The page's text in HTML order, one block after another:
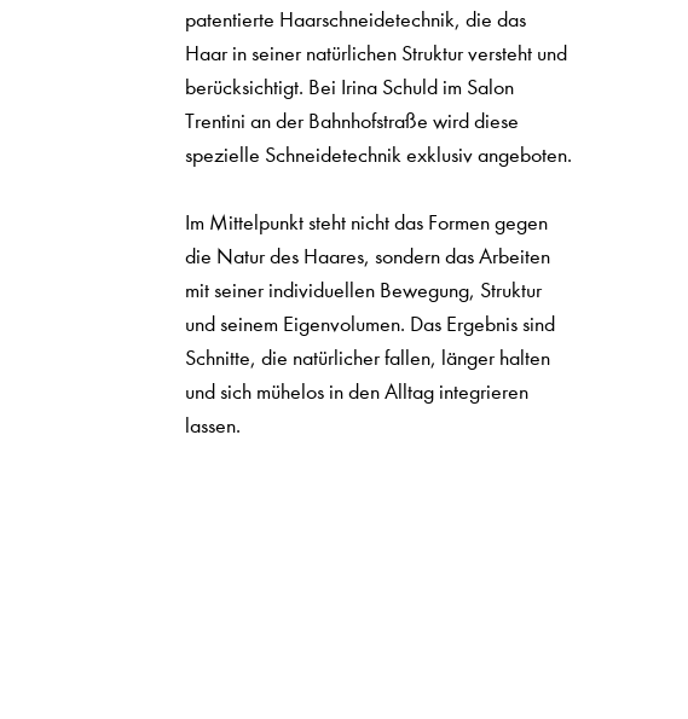
patentierte Haarschneidetechnik, die das
Haar in seiner natürlichen Struktur versteht und
berücksichtigt. Bei Irina Schuld im Salon
Trentini an der Bahnhofstraße wird diese
spezielle Schneidetechnik exklusiv angeboten.
Im Mittelpunkt steht nicht das Formen gegen
die Natur des Haares, sondern das Arbeiten
mit seiner individuellen Bewegung, Struktur
und seinem Eigenvolumen. Das Ergebnis sind
Schnitte, die natürlicher fallen, länger halten
und sich mühelos in den Alltag integrieren
lassen.